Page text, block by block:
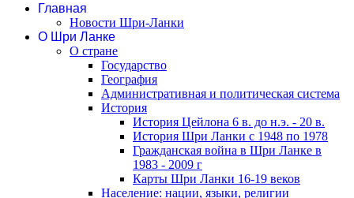
Главная
Новости Шри-Ланки
О Шри Ланке
О стране
Государство
География
Административная и политическая система
История
История Цейлона 6 в. до н.э. - 20 в.
История Шри Ланки с 1948 по 1978
Гражданская война в Шри Ланке в
1983 - 2009 г
Карты Шри Ланки 16-19 веков
Население: нации, языки, религии